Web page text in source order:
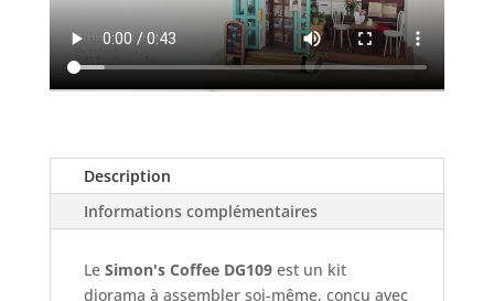
Description
Informations complémentaires
Le Simon's Coffee DG109est un kit
diorama à assembler soi-même, conçu avec